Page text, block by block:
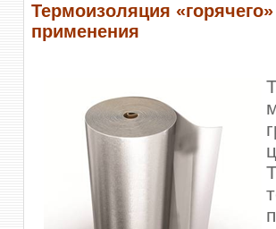
Термоизоляция
применения